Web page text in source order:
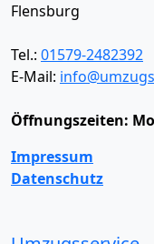
Flensburg
Tel.: 01579-2482392
E-Mail:
Öffnungszeiten:
Impressum
Datenschutz